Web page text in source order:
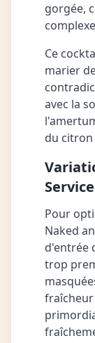
gorgée,
Ce
marier
avec la
du citron
Service
Pour
Naked
d'entrée
trop